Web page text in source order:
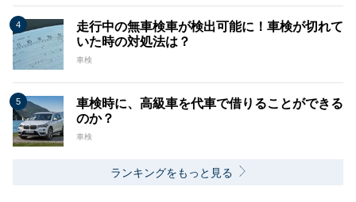
走行中の無車検車が検出可能に！車検が切れて
いた時の対処法は？
車検
車検時に、高級車を代車で借りることができる
のか？
車検
ランキングをもっと見る